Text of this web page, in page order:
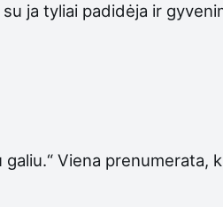
ja tyliai padidėja ir
Viena